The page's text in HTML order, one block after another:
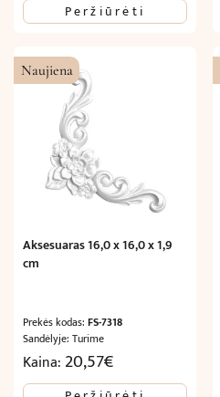
Peržiūrėti
Naujiena
Aksesuaras 16,0 x 16,0 x 1,9
cm
Prekės kodas: FS-7318
Sandėlyje: Turime
Kaina: 20,57€